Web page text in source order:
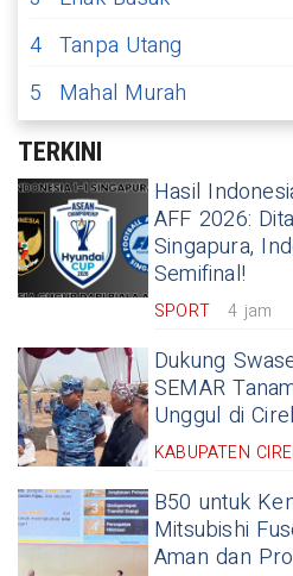
4 Tanpa Utang
5
Mahal Murah
TERKINI
Hasil
AFF 2026:
Singapura,
Semifinal!
SPORT 4 jam
Dukung
SEMAR
Unggul di
KABUPATEN
B50 untuk
Mitsubishi
Aman dan